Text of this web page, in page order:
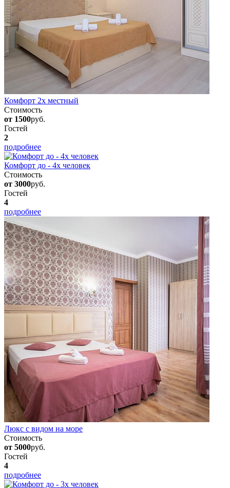
Комфорт 2х местный
Стоимость
от 1500руб.
Гостей
2
подробнее
Комфорт до - 4х человек
Стоимость
от 3000руб.
Гостей
4
подробнее
Люкс с видом на море
Стоимость
от 5000руб.
Гостей
4
подробнее